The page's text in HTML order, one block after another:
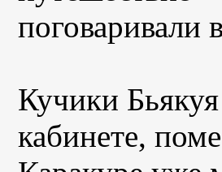
поговаривали
Кучики
кабинете,